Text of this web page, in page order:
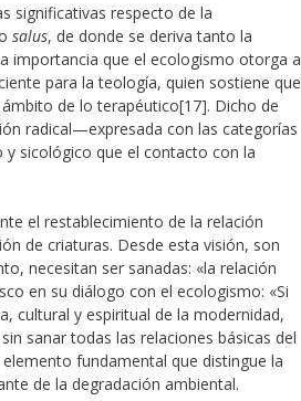
significativas respecto de la
salus, de donde se deriva tanto la
importancia que el ecologismo otorga a
para la teología, quien sostiene que
de lo terapéutico[17]. Dicho de
radical—expresada con las categorías
sicológico que el contacto con la
el restablecimiento de la relación
de criaturas. Desde esta visión, son
necesitan ser sanadas: «la relación
en su diálogo con el ecologismo: «Si
cultural y espiritual de la modernidad,
sanar todas las relaciones básicas del
fundamental que distingue la
de la degradación ambiental.